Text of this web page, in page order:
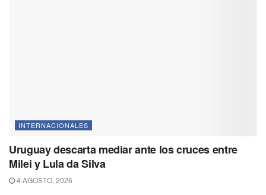
INTERNACIONALES
Uruguay descarta mediar ante los cruces entre
Milei y Lula da Silva
4 AGOSTO, 2026